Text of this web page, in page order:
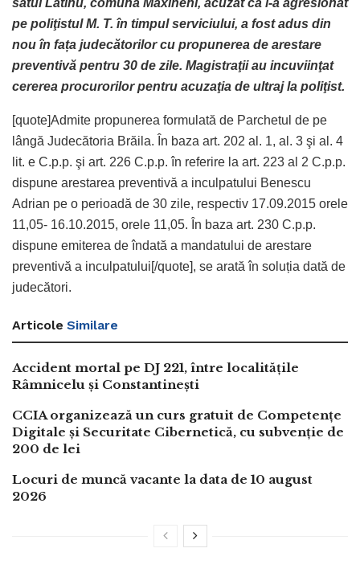
satul Latinu, comuna Măxineni, acuzat că l-a agresionat
pe poliţistul M. T. în timpul serviciului, a fost adus din
nou în fața judecătorilor cu propunerea de arestare
preventivă pentru 30 de zile. Magistraţii au incuviinţat
cererea procurorilor pentru acuzaţia de ultraj la poliţist.
[quote]Admite propunerea formulată de Parchetul de pe
lângă Judecătoria Brăila. În baza art. 202 al. 1, al. 3 şi al. 4
lit. e C.p.p. şi art. 226 C.p.p. în referire la art. 223 al 2 C.p.p.
dispune arestarea preventivă a inculpatului Benescu
Adrian pe o perioadă de 30 zile, respectiv 17.09.2015 orele
11,05- 16.10.2015, orele 11,05. În baza art. 230 C.p.p.
dispune emiterea de îndată a mandatului de arestare
preventivă a inculpatului[/quote], se arată în soluția dată de
judecători.
Articole Similare
Accident mortal pe DJ 221, între localitățile
Râmnicelu și Constantinești
CCIA organizează un curs gratuit de Competențe
Digitale și Securitate Cibernetică, cu subvenție de
200 de lei
Locuri de muncă vacante la data de 10 august
2026